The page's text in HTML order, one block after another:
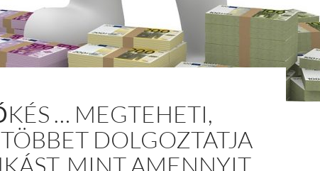
… MEGTEHETI,
DOLGOZTATJA
MINT AMENNYIT